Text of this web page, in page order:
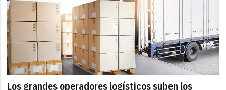
Los grandes operadores logísticos suben los